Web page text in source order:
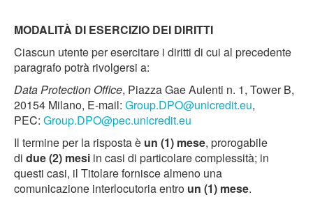
MODALITÀ DI ESERCIZIO DEI DIRITTI
Ciascun utente per esercitare i diritti di cui al precedente
paragrafo potrà rivolgersi a:
Data Protection Office, Piazza Gae Aulenti n. 1, Tower B,
20154 Milano, E-mail: Group.DPO@unicredit.eu,
PEC: Group.DPO@pec.unicredit.eu
Il termine per la risposta è un (1) mese, prorogabile
di due (2) mesi in casi di particolare complessità; in
questi casi, il Titolare fornisce almeno una
comunicazione interlocutoria entro un (1) mese.